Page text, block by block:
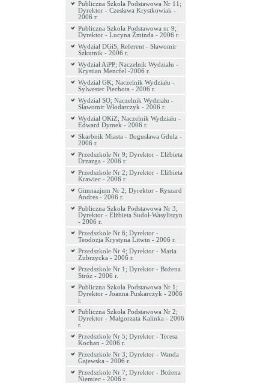
Publiczna Szkoła Podstawowa Nr 11;
Dyrektor - Czesława Krystkowiak -
2006 r.
Publiczna Szkoła Podstawowa nr 9;
Dyrektor - Lucyna Żminda - 2006 r.
Wydział DGiS; Referent - Sławomir
Szkutnik - 2006 r.
Wydział AiPP; Naczelnik Wydziału -
Krystian Mencfel -2006 r.
Wydział GK; Naczelnik Wydziału -
Sylwester Piechota - 2006 r.
Wydział SO; Naczelnik Wydziału -
Sławomir Włodarczyk - 2006 r.
Wydział OKiZ; Naczelnik Wydziału -
Edward Dymek - 2006 r.
Skarbnik Miasta - Bogusława Gdula -
2006 r.
Przedszkole Nr 9; Dyrektor - Elżbieta
Drzazga - 2006 r.
Przedszkole Nr 2; Dyrektor - Elżbieta
Krawiec - 2006 r.
Gimnazjum Nr 2; Dyrektor - Ryszard
Andres - 2006 r.
Publiczna Szkoła Podstawowa Nr 3;
Dyrektor - Elżbieta Sudoł-Wasyliszyn
- 2006 r.
Przedszkole Nr 6; Dyrektor -
Teodozja Krystyna Litwin - 2006 r.
Przedszkole Nr 4; Dyrektor - Maria
Zubrzycka - 2006 r.
Przedszkole Nr 1; Dyrektor - Bożena
Stróż - 2006 r.
Publiczna Szkoła Podstawowa Nr 1;
Dyrektor - Joanna Puskarczyk - 2006
r.
Publiczna Szkoła Podstawowa Nr 2;
Dyrektor - Małgorzata Kalinka - 2006
r.
Przedszkole Nr 5; Dyrektor - Teresa
Kochan - 2006 r.
Przedszkole Nr 3; Dyrektor - Wanda
Gajewska - 2006 r.
Przedszkole Nr 7; Dyrektor - Bożena
Niemiec - 2006 r.